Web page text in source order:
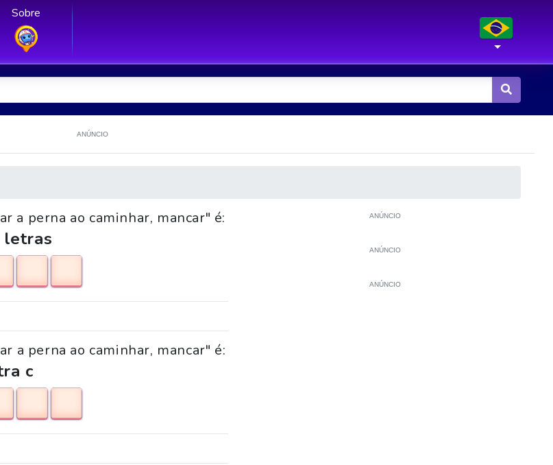
Sobre
ANÚNCIO
a perna ao caminhar, mancar" é:
letras
a perna ao caminhar, mancar" é:
c
ANÚNCIO
ANÚNCIO
ANÚNCIO